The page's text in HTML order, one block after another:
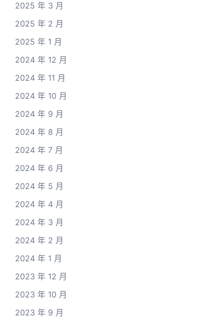
2025 年 3 月
2025 年 2 月
2025 年 1 月
2024 年 12 月
2024 年 11 月
2024 年 10 月
2024 年 9 月
2024 年 8 月
2024 年 7 月
2024 年 6 月
2024 年 5 月
2024 年 4 月
2024 年 3 月
2024 年 2 月
2024 年 1 月
2023 年 12 月
2023 年 10 月
2023 年 9 月